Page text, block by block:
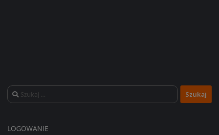
Szukaj:
LOGOWANIE